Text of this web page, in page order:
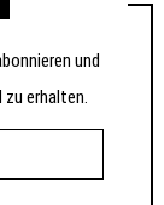
und
zu erhalten.